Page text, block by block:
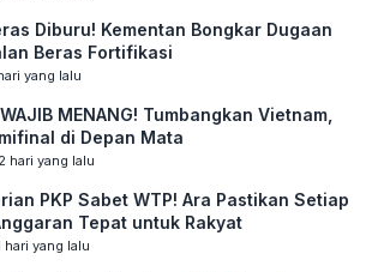
Diburu! Kementan Bongkar Dugaan
Beras Fortifikasi
yang lalu
WAJIB MENANG! Tumbangkan Vietnam,
di Depan Mata
hari yang lalu
PKP Sabet WTP! Ara Pastikan Setiap
Tepat untuk Rakyat
hari yang lalu